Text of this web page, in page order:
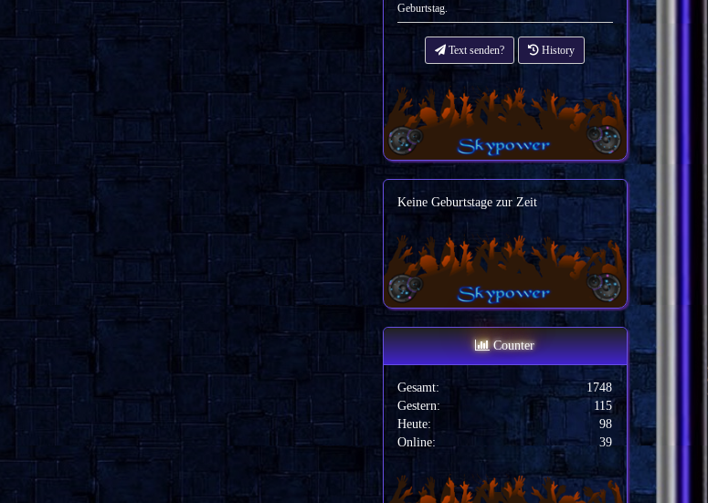
Geburtstag.
Text senden? History
Keine Geburtstage zur Zeit
Counter
Gesamt:
1748
Gestern:
115
Heute:
98
Online:
39